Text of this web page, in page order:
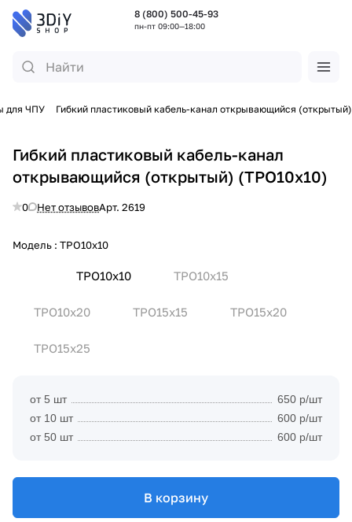
8 (800) 500-45-93
пн-пт 09:00—18:00
для ЧПУ Гибкий пластиковый кабель-канал открывающийся (открытый)
Гибкий пластиковый кабель-канал
открывающийся (открытый) (TPO10x10)
0 Нет отзывовАрт. 2619
Модель : TPO10x10
TPO10x10 TPO10x15
TPO10x20 TPO15x15 TPO15x20
TPO15x25
от 5 шт
650 р/шт
от 10 шт
600 р/шт
от 50 шт
600 р/шт
В корзину